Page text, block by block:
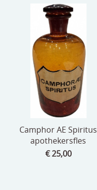
Camphor AE Spiritus
apothekersfles
€ 25,00